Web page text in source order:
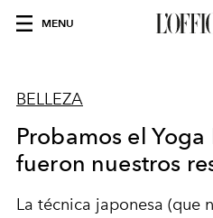
MENU
BELLEZA
Probamos el Yoga
fueron nuestros
La técnica japonesa (que